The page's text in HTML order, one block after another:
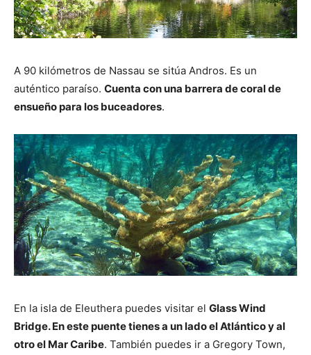
A 90 kilómetros de Nassau se sitúa Andros. Es un
auténtico paraíso. Cuenta con una barrera de coral de
ensueño para los buceadores.
En la isla de Eleuthera puedes visitar el Glass Wind
Bridge. En este puente tienes a un lado el Atlántico y al
otro el Mar Caribe. También puedes ir a Gregory Town,